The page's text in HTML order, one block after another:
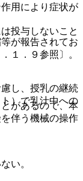
投与しないこと
し、授乳の継続
）で乳汁中への
い。
用により症状が
が報告されてお
１．９参照〕。
があるので、本
伴う機械の操作